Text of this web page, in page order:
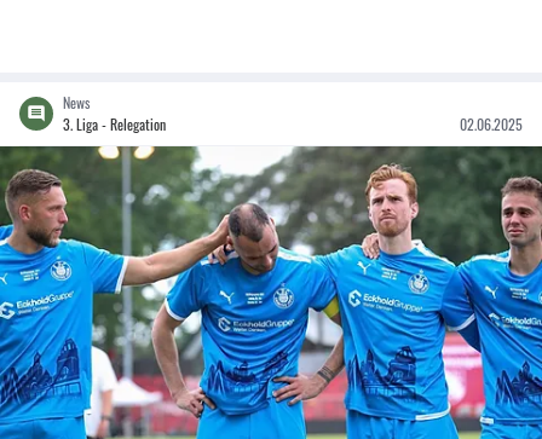
News
3. Liga - Relegation
02.06.2025